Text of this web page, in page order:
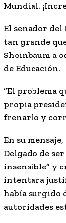
Mundial.
El senador del
tan grande
Sheinbaum a
de Educación.
“El problema
propia
frenarlo y
En su
Delgado de
insensible” y
intentara
había surgido
autoridades